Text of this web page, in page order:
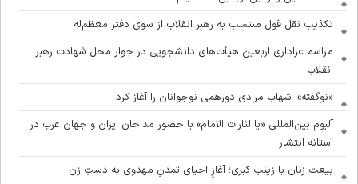
تکذیب نقل قول منتسب به رهبر انقلاب از سوی دفتر معظم‌له
مراسم عزاداری اربعین هیأت‌های دانشجویی در جوار محل شهادت رهبر
انقلاب
«نوگفته»؛ شهاب مرادی دورهمی نوجوانان را آغاز کرد
آلبوم بین‌المللی «یا لثارات الامام» با حضور مداحان ایران و جهان عرب در
آستانه انتشار
بیعت زنان با زینب کبری؛ آغازِ احیای تمدنِ مهدوی به دستِ زن